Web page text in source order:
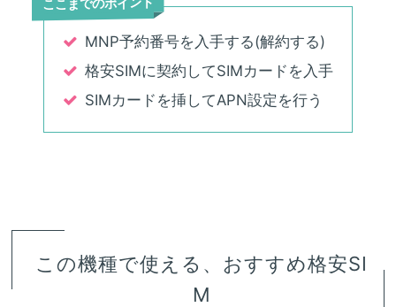
MNP予約番号を入手する(解約する)
格安SIMに契約してSIMカードを入手
SIMカードを挿してAPN設定を行う
この機種で使える、おすすめ格安SI
M